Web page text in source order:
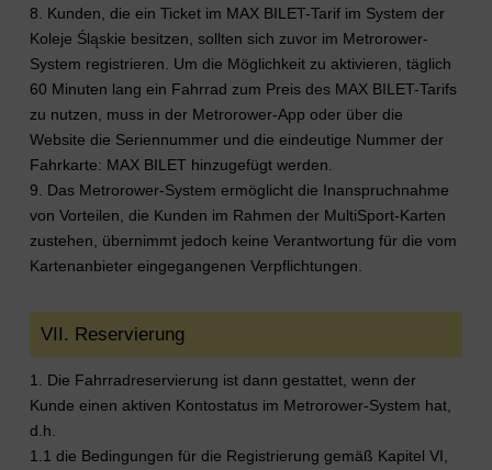
8. Kunden, die ein Ticket im MAX BILET-Tarif im System der
Koleje Śląskie besitzen, sollten sich zuvor im Metrorower-
System registrieren. Um die Möglichkeit zu aktivieren, täglich
60 Minuten lang ein Fahrrad zum Preis des MAX BILET-Tarifs
zu nutzen, muss in der Metrorower-App oder über die
Website die Seriennummer und die eindeutige Nummer der
Fahrkarte: MAX BILET hinzugefügt werden.
9. Das Metrorower-System ermöglicht die Inanspruchnahme
von Vorteilen, die Kunden im Rahmen der MultiSport-Karten
zustehen, übernimmt jedoch keine Verantwortung für die vom
Kartenanbieter eingegangenen Verpflichtungen.
VII. Reservierung
1. Die Fahrradreservierung ist dann gestattet, wenn der
Kunde einen aktiven Kontostatus im Metrorower-System hat,
d.h.
1.1 die Bedingungen für die Registrierung gemäß Kapitel VI,